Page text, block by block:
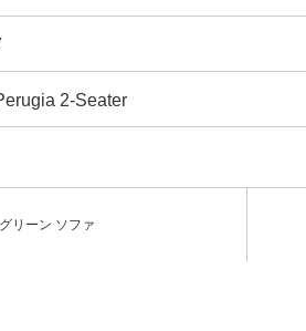
2-Seater
リーン ソファ